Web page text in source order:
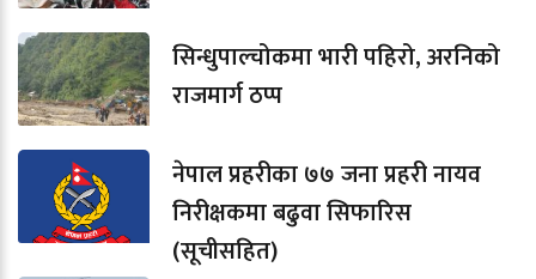
सिन्धुपाल्चोकमा भारी पहिरो, अरनिको
राजमार्ग ठप्प
नेपाल प्रहरीका ७७ जना प्रहरी नायव
निरीक्षकमा बढुवा सिफारिस
(सूचीसहित)